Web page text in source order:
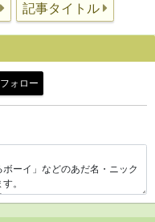
記事タイトル
フォロー